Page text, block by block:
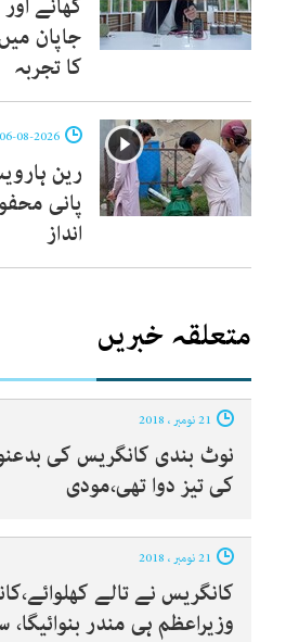
کھانے
جاپان
کا تجربہ
رین
پانی
انداز
متعلقہ خبریں
نوٹ بندی کانگریس کی
کی تیز دوا تھی،مودی
کانگریس نے تالے
وزیراعظم ہی مندر